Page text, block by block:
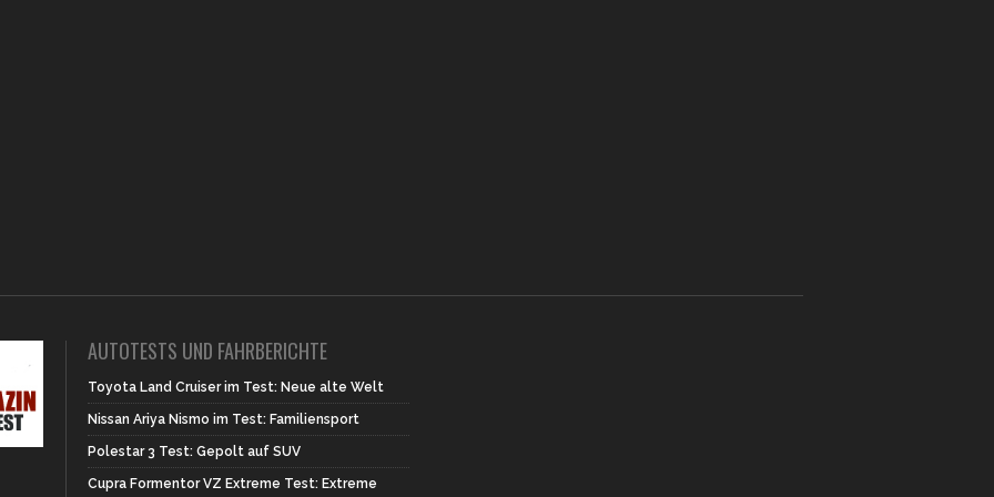
AUTOTESTS UND FAHRBERICHTE
Toyota Land Cruiser im Test: Neue alte Welt
Nissan Ariya Nismo im Test: Familiensport
Polestar 3 Test: Gepolt auf SUV
Cupra Formentor VZ Extreme Test: Extreme